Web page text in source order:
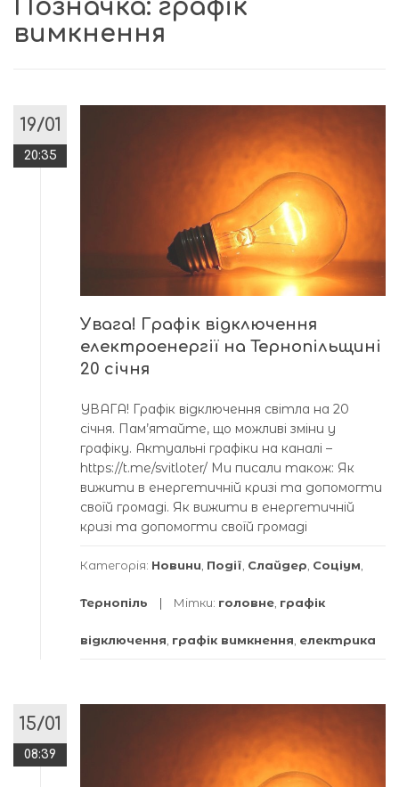
Позначка: графік
вимкнення
19/01
20:35
Увага! Графік відключення
електроенергії на Тернопільщині
20 січня
УВАГА! Графік відключення світла на 20
січня. Пам’ятайте, що можливі зміни у
графіку. Актуальні графіки на каналі –
https://t.me/svitloter/ Ми писали також: Як
вижити в енергетичній кризі та допомогти
своїй громаді. Як вижити в енергетичній
кризі та допомогти своїй громаді
Категорія: Новини, Події, Слайдер, Соціум,
Тернопіль Мітки: головне, графік
відключення, графік вимкнення, електрика
15/01
08:39